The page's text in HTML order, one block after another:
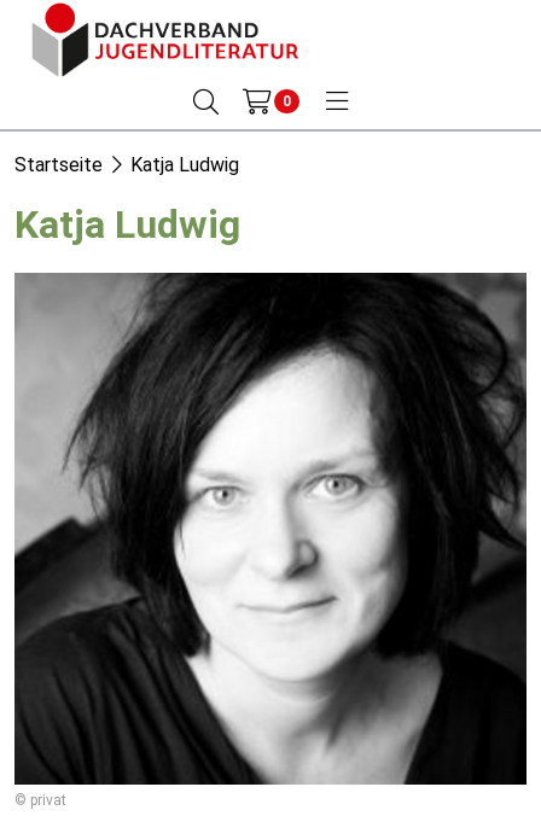
0
Startseite Katja Ludwig
Katja Ludwig
© privat